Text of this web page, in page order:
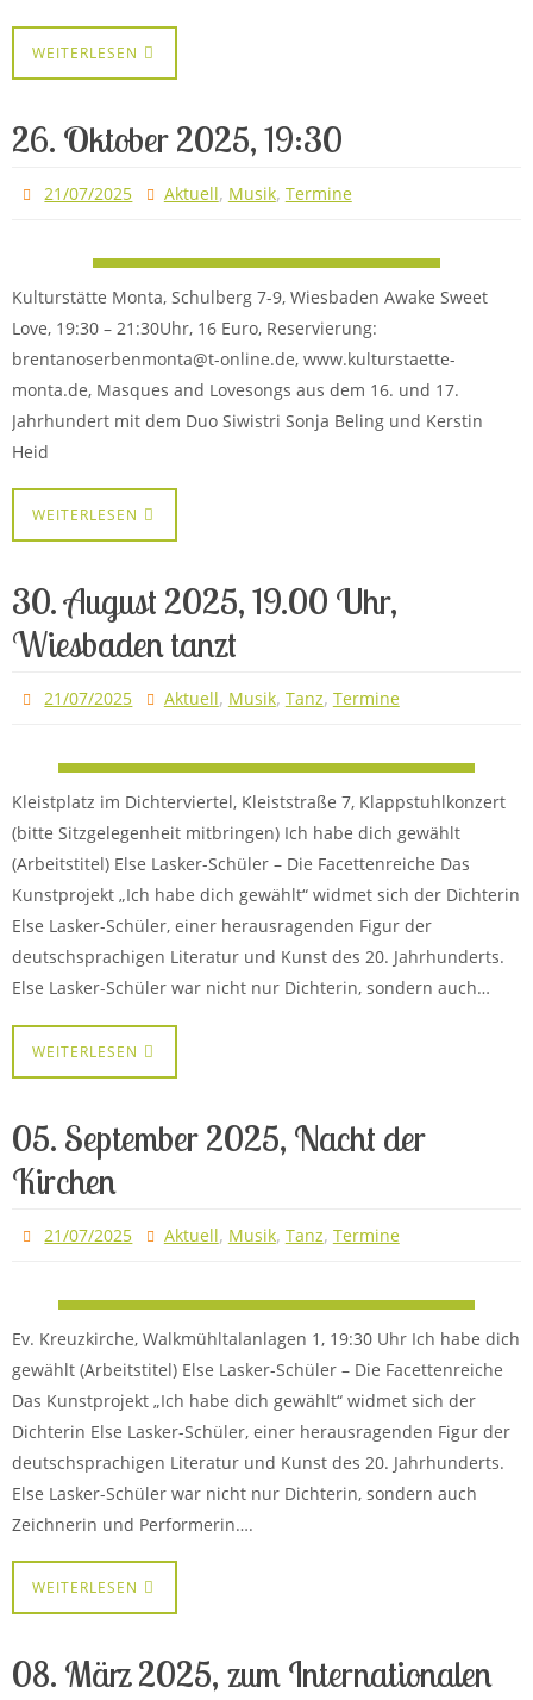
WEITERLESEN
26. Oktober 2025, 19:30
21/07/2025 Aktuell, Musik, Termine
Kulturstätte Monta, Schulberg 7-9, Wiesbaden Awake Sweet
Love, 19:30 – 21:30Uhr, 16 Euro, Reservierung:
brentanoserbenmonta@t-online.de, www.kulturstaette-
monta.de, Masques and Lovesongs aus dem 16. und 17.
Jahrhundert mit dem Duo Siwistri Sonja Beling und Kerstin
Heid
WEITERLESEN
30. August 2025, 19.00 Uhr,
Wiesbaden tanzt
21/07/2025 Aktuell, Musik, Tanz, Termine
Kleistplatz im Dichterviertel, Kleiststraße 7, Klappstuhlkonzert
(bitte Sitzgelegenheit mitbringen) Ich habe dich gewählt
(Arbeitstitel) Else Lasker-Schüler – Die Facettenreiche Das
Kunstprojekt „Ich habe dich gewählt“ widmet sich der Dichterin
Else Lasker-Schüler, einer herausragenden Figur der
deutschsprachigen Literatur und Kunst des 20. Jahrhunderts.
Else Lasker-Schüler war nicht nur Dichterin, sondern auch…
WEITERLESEN
05. September 2025, Nacht der
Kirchen
21/07/2025 Aktuell, Musik, Tanz, Termine
Ev. Kreuzkirche, Walkmühltalanlagen 1, 19:30 Uhr Ich habe dich
gewählt (Arbeitstitel) Else Lasker-Schüler – Die Facettenreiche
Das Kunstprojekt „Ich habe dich gewählt“ widmet sich der
Dichterin Else Lasker-Schüler, einer herausragenden Figur der
deutschsprachigen Literatur und Kunst des 20. Jahrhunderts.
Else Lasker-Schüler war nicht nur Dichterin, sondern auch
Zeichnerin und Performerin….
WEITERLESEN
08. März 2025, zum Internationalen